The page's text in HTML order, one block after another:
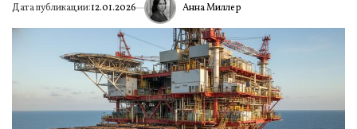
Дата публикации:12.01.2026 ИА Анна Миллер